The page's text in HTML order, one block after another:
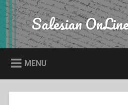
Skip
to
content
Search Salesian
MENU